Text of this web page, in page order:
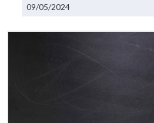
09/05/2024